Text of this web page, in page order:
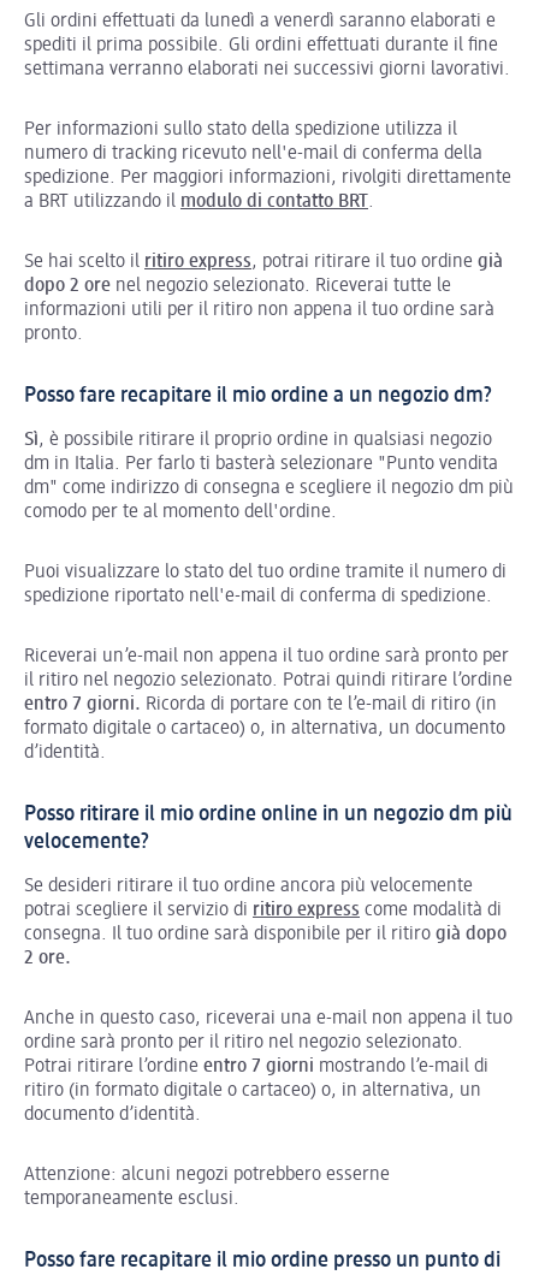
Gli ordini effettuati da lunedì a venerdì saranno elaborati e
spediti il prima possibile. Gli ordini effettuati durante il fine
settimana verranno elaborati nei successivi giorni lavorativi.
Per informazioni sullo stato della spedizione utilizza il
numero di tracking ricevuto nell'e-mail di conferma della
spedizione. Per maggiori informazioni, rivolgiti direttamente
a BRT utilizzando il modulo di contatto BRT .
Se hai scelto il ritiro express, potrai ritirare il tuo ordine già
dopo 2 ore nel negozio selezionato. Riceverai tutte le
informazioni utili per il ritiro non appena il tuo ordine sarà
pronto.
Posso fare recapitare il mio ordine a un negozio dm?
Sì, è possibile ritirare il proprio ordine in qualsiasi negozio
dm in Italia. Per farlo ti basterà selezionare "Punto vendita
dm" come indirizzo di consegna e scegliere il negozio dm più
comodo per te al momento dell'ordine.
Puoi visualizzare lo stato del tuo ordine tramite il numero di
spedizione riportato nell'e-mail di conferma di spedizione.
Riceverai un’e-mail non appena il tuo ordine sarà pronto per
il ritiro nel negozio selezionato. Potrai quindi ritirare l’ordine
entro 7 giorni. Ricorda di portare con te l’e-mail di ritiro (in
formato digitale o cartaceo) o, in alternativa, un documento
d’identità.
Posso ritirare il mio ordine online in un negozio dm più
velocemente?
Se desideri ritirare il tuo ordine ancora più velocemente
potrai scegliere il servizio di ritiro express come modalità di
consegna. Il tuo ordine sarà disponibile per il ritiro già dopo
2 ore.
Anche in questo caso, riceverai una e-mail non appena il tuo
ordine sarà pronto per il ritiro nel negozio selezionato.
Potrai ritirare l’ordine entro 7 giorni mostrando l’e-mail di
ritiro (in formato digitale o cartaceo) o, in alternativa, un
documento d’identità.
Attenzione: alcuni negozi potrebbero esserne
temporaneamente esclusi.
Posso fare recapitare il mio ordine presso un punto di